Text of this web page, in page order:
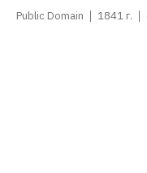
Public Domain 1841 г.